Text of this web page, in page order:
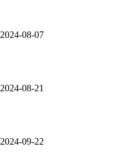
2024-08-07
2024-08-21
2024-09-22